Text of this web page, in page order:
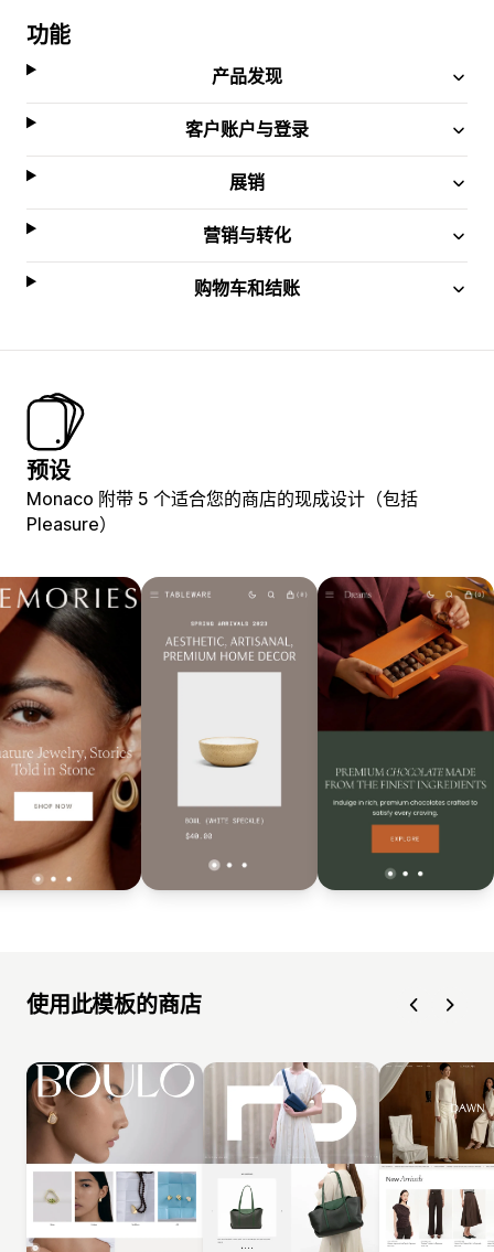
功能
产品发现
客户账户与登录
展销
营销与转化
购物车和结账
预设
Monaco 附带 5 个适合您的商店的现成设计（包括
Pleasure）
使用此模板的商店